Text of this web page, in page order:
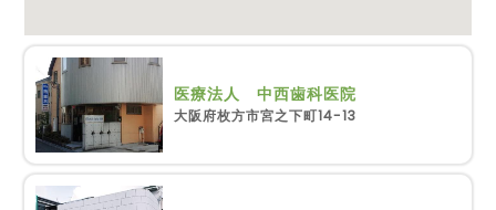
医療法人 中西歯科医院
大阪府枚方市宮之下町14-13